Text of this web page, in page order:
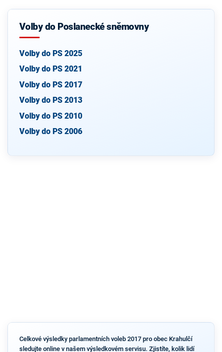
Volby do Poslanecké sněmovny
Volby do PS 2025
Volby do PS 2021
Volby do PS 2017
Volby do PS 2013
Volby do PS 2010
Volby do PS 2006
Celkové výsledky parlamentních voleb 2017 pro obec Krahulčí
sledujte online v našem výsledkovém servisu. Zjistíte, kolik lidí